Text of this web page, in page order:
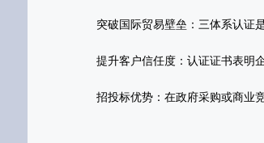
突破国际贸易壁垒‌：三体系认证
提升客户信任度‌：认证证书表明
招投标优势‌：在政府采购或商业